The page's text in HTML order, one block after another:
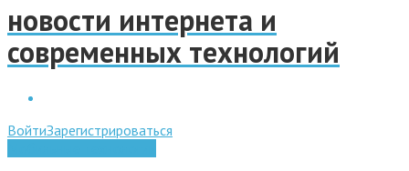
новости интернета и
современных технологий
ВойтиЗарегистрироваться